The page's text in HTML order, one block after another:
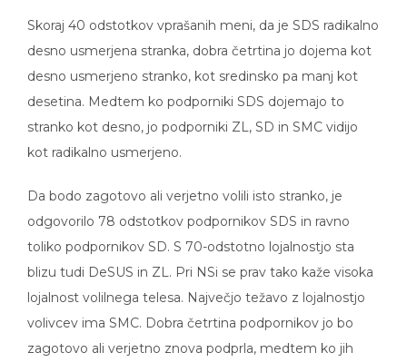
Skoraj 40 odstotkov vprašanih meni, da je SDS radikalno
desno usmerjena stranka, dobra četrtina jo dojema kot
desno usmerjeno stranko, kot sredinsko pa manj kot
desetina. Medtem ko podporniki SDS dojemajo to
stranko kot desno, jo podporniki ZL, SD in SMC vidijo
kot radikalno usmerjeno.
Da bodo zagotovo ali verjetno volili isto stranko, je
odgovorilo 78 odstotkov podpornikov SDS in ravno
toliko podpornikov SD. S 70-odstotno lojalnostjo sta
blizu tudi DeSUS in ZL. Pri NSi se prav tako kaže visoka
lojalnost volilnega telesa. Največjo težavo z lojalnostjo
volivcev ima SMC. Dobra četrtina podpornikov jo bo
zagotovo ali verjetno znova podprla, medtem ko jih